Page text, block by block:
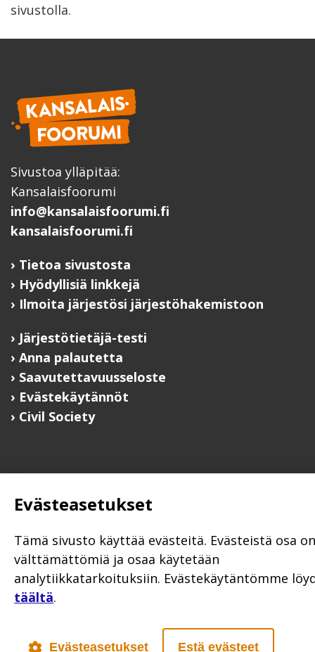
sivustolla.
Sivustoa ylläpitää:
Kansalaisfoorumi
info@kansalaisfoorumi.fi
kansalaisfoorumi.fi
Tietoa sivustosta
Hyödyllisiä linkkejä
Ilmoita järjestösi järjestöhakemistoon
Järjestötietäjä-testi
Anna palautetta
Saavutettavuusseloste
Evästekäytännöt
Civil Society
Poutapilvi web design
Evästeasetukset
Tämä sivusto käyttää evästeitä. Evästeistä osa on
välttämättömiä ja osaa käytetään
analytiikkatarkoituksiin. Evästekäytäntömme
täältä.
Evästeasetukset Estä evästeet